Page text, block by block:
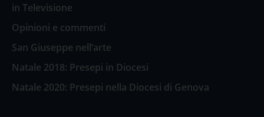
in Televisione
Opinioni e commenti
San Giuseppe nell’arte
Natale 2018: Presepi in Diocesi
Natale 2020: Presepi nella Diocesi di Genova